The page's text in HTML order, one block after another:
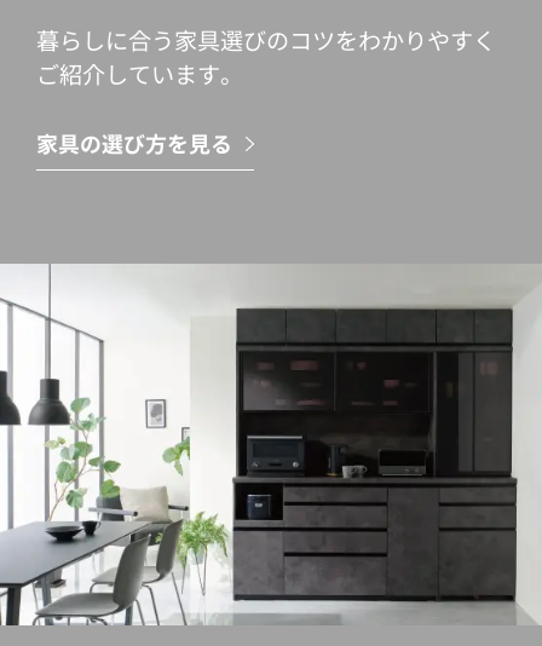
暮らしに合う家具選びのコツをわかりやすく
ご紹介しています。
家具の選び方を見る